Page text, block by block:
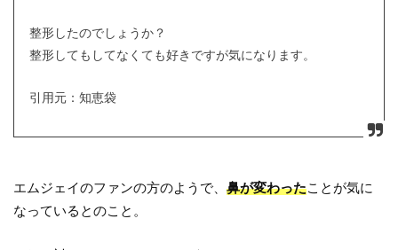
整形したのでしょうか？
整形してもしてなくても好きですが気になります。
引用元：知恵袋
エムジェイのファンの方のようで、鼻が変わったことが気に
なっているとのこと。